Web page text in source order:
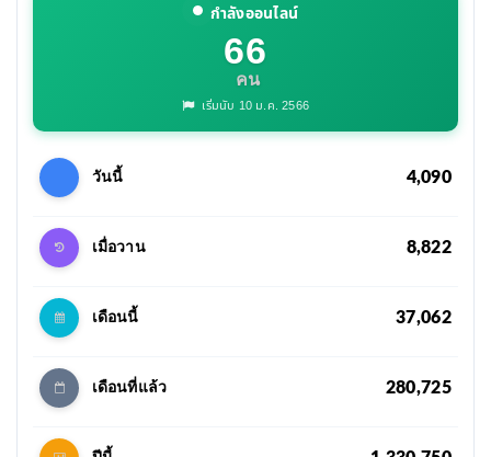
กำลังออนไลน์
66
คน
เริ่มนับ 10 ม.ค. 2566
วันนี้ 4,090
เมื่อวาน 8,822
เดือนนี้ 37,062
เดือนที่แล้ว 280,725